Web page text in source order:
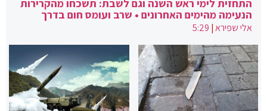
התחזית לימי ראש השנה וגם לשבת: תשכחו מהקרירות
הנעימה מהימים האחרונים • שרב ועומס חום בדרך
אלי שפירא|
5:29